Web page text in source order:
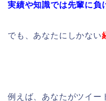
実績や知識では先輩に負
でも、あなたにしかない
例えば、あなたがツイー